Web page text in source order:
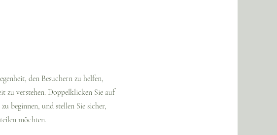
den Besuchern zu helfen,
zu verstehen. Doppelklicken Sie auf
beginnen, und stellen Sie sicher,
möchten.